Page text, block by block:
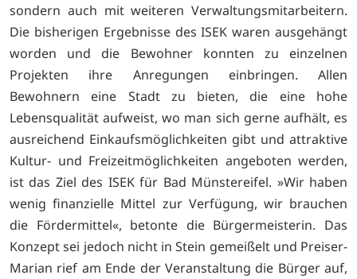
sondern auch mit weiteren Verwaltungsmitarbeitern.
Die bisherigen Ergebnisse des ISEK waren ausgehängt
worden und die Bewohner konnten zu einzelnen
Projekten ihre Anregungen einbringen. Allen
Bewohnern eine Stadt zu bieten, die eine hohe
Lebensqualität aufweist, wo man sich gerne aufhält, es
ausreichend Einkaufsmöglichkeiten gibt und attraktive
Kultur- und Freizeitmöglichkeiten angeboten werden,
ist das Ziel des ISEK für Bad Münstereifel. »Wir haben
wenig finanzielle Mittel zur Verfügung, wir brauchen
die Fördermittel«, betonte die Bürgermeisterin. Das
Konzept sei jedoch nicht in Stein gemeißelt und Preiser-
Marian rief am Ende der Veranstaltung die Bürger auf,